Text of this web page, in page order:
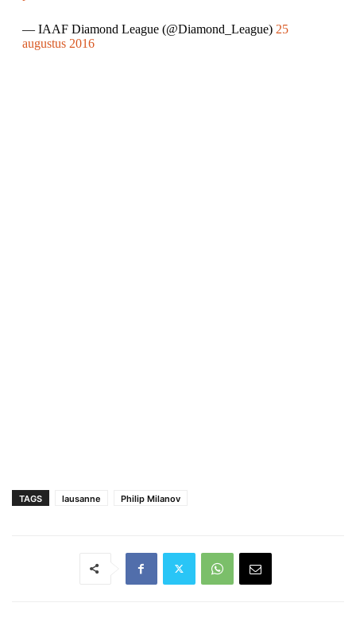
— IAAF Diamond League (@Diamond_League) 25
augustus 2016
TAGS lausanne Philip Milanov